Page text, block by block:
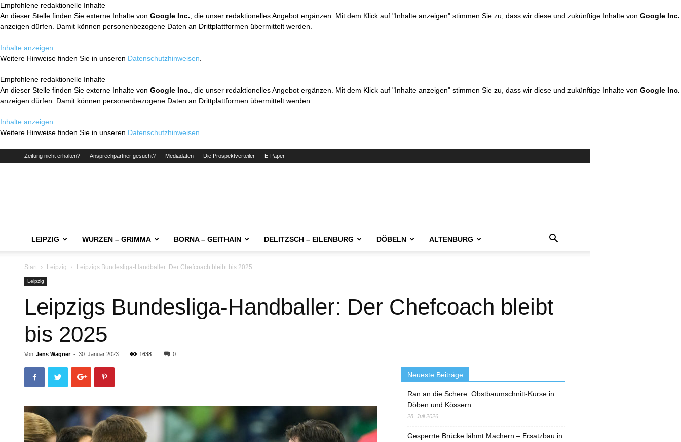
Empfohlene redaktionelle Inhalte
An dieser Stelle finden Sie externe Inhalte von Google Inc. , die unser redaktionelles Angebot ergänzen. Mit dem Klick auf "Inhalte anzeigen" stimmen Sie zu, dass wir diese und zukünftige Inhalte von Google Inc.
anzeigen dürfen. Damit können personenbezogene Daten an Drittplattformen übermittelt werden.
Inhalte anzeigen
Weitere Hinweise finden Sie in unseren Datenschutzhinweisen
Empfohlene redaktionelle Inhalte
An dieser Stelle finden Sie externe Inhalte von Google Inc. , die unser redaktionelles Angebot ergänzen. Mit dem Klick auf "Inhalte anzeigen" stimmen Sie zu, dass wir diese und zukünftige Inhalte von Google Inc.
anzeigen dürfen. Damit können personenbezogene Daten an Drittplattformen übermittelt werden.
Inhalte anzeigen
Weitere Hinweise finden Sie in unseren Datenschutzhinweisen
Zeitung nicht erhalten? Ansprechpartner gesucht? Mediadaten Die Prospektverteiler E-Paper
LEIPZIG WURZEN – GRIMMA BORNA – GEITHAIN DELITZSCH – EILENBURG DÖBELN ALTENBURG
Start Leipzig Leipzigs Bundesliga-Handballer: Der Chefcoach bleibt bis 2025
Leipzig
Leipzigs Bundesliga-Handballer: Der Chefcoach bleibt
bis 2025
Von Jens Wagner - 30. Januar 2023 1638 0
Neueste Beiträge
Ran an die Schere: Obstbaumschnitt-Kurse in
Döben und Kössern
28. Juli 2026
Gesperrte Brücke lähmt Machern – Ersatzbau in